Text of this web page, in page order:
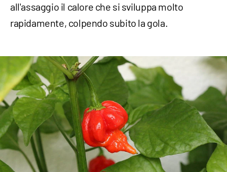
all'assaggio il calore che si sviluppa molto
rapidamente, colpendo subito la gola.